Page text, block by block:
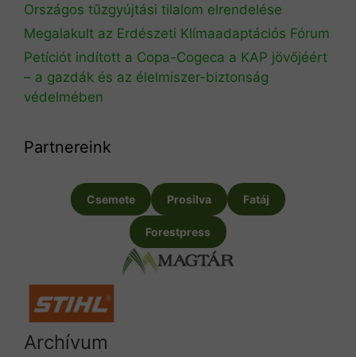
Országos tűzgyújtási tilalom elrendelése
Megalakult az Erdészeti Klímaadaptációs Fórum
Petíciót indított a Copa-Cogeca a KAP jövőjéért
– a gazdák és az élelmiszer-biztonság
védelmében
Partnereink
Csemete Prosilva Fatáj
Forestpress
Archívum